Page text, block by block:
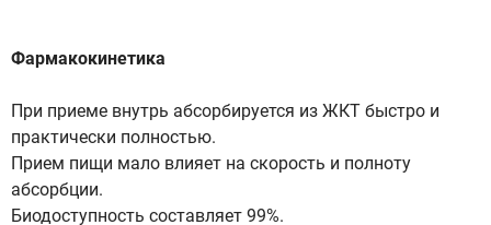
Фармакокинетика
При приеме внутрь абсорбируется из ЖКТ быстро и
практически полностью.
Прием пищи мало влияет на скорость и полноту
абсорбции.
Биодоступность составляет 99%.